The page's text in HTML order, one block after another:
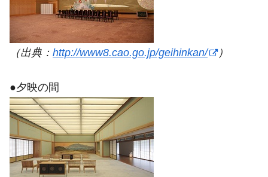
（出典： http://www8.cao.go.jp/geihinkan/ ）
●夕映の間